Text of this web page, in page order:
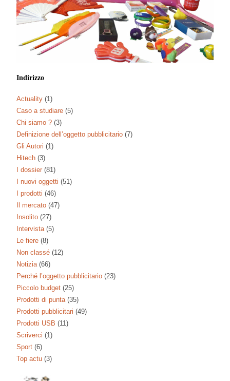
Indirizzo
Actuality (1)
Caso a studiare (5)
Chi siamo ? (3)
Definizione dell’oggetto pubblicitario (7)
Gli Autori (1)
Hitech (3)
I dossier (81)
I nuovi oggetti (51)
I prodotti (46)
Il mercato (47)
Insolito (27)
Intervista (5)
Le fiere (8)
Non classé (12)
Notizia (66)
Perché l’oggetto pubblicitario (23)
Piccolo budget (25)
Prodotti di punta (35)
Prodotti pubblicitari (49)
Prodotti USB (11)
Scriverci (1)
Sport (6)
Top actu (3)